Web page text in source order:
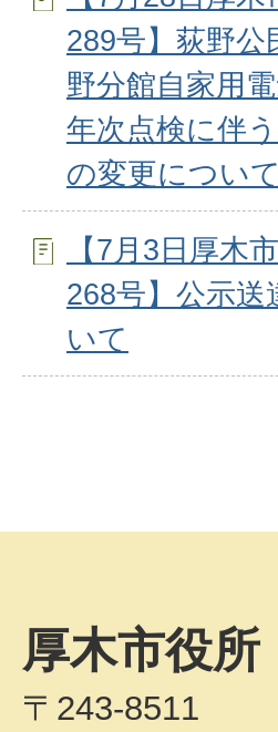
289号】荻野公
野分館自家用
年次点検に伴
の変更について
【7月3日厚木
268号】公示送
いて
厚木市役所
〒243-8511